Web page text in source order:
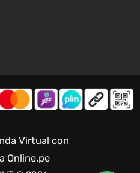
Virtual con
Online.pe